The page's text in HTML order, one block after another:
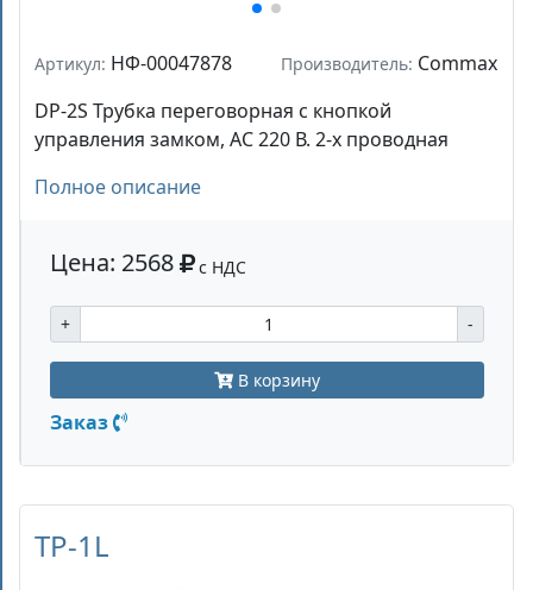
Артикул: НФ-00047878 Производитель: Commax
DP-2S Трубка переговорная с кнопкой
управления замком, АС 220 В. 2-х проводная
Полное описание
Цена: 2568 с НДС
+ -
В корзину
Заказ
TP-1L